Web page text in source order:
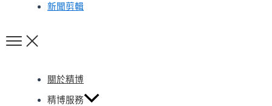
新聞剪輯
關於精博
精博服務